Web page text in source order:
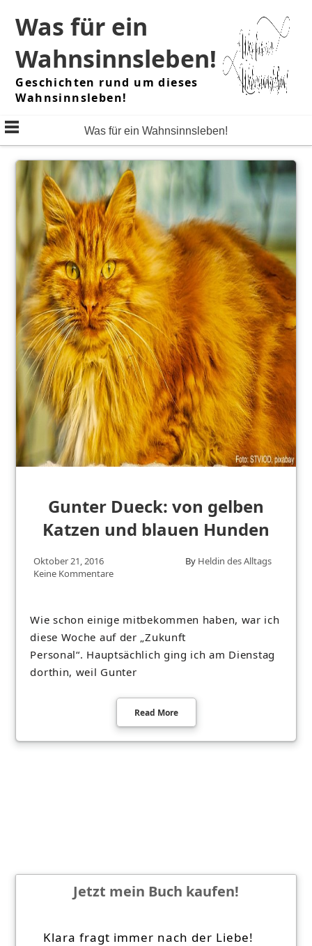
content
Was für ein
Wahnsinnsleben!
Geschichten rund um dieses
Wahnsinnsleben!
Was für ein Wahnsinnsleben!
Gunter Dueck: von gelben
Katzen und blauen Hunden
Oktober 21, 2016 By Heldin des Alltags
Keine Kommentare
Wie schon einige mitbekommen haben, war ich
diese Woche auf der „Zukunft
Personal“. Hauptsächlich ging ich am Dienstag
dorthin, weil Gunter
Read More
Jetzt mein Buch kaufen!
Klara fragt immer nach der Liebe!